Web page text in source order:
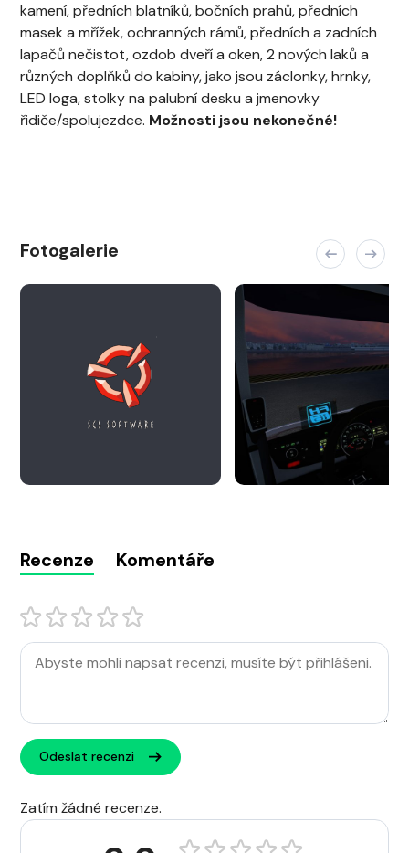
kamení, předních blatníků, bočních prahů, předních
masek a mřížek, ochranných rámů, předních a zadních
lapačů nečistot, ozdob dveří a oken, 2 nových laků a
různých doplňků do kabiny, jako jsou záclonky, hrnky,
LED loga, stolky na palubní desku a jmenovky
řidiče/spolujezdce. Možnosti jsou nekonečné!
Fotogalerie
Recenze Komentáře
Odeslat recenzi
Zatím žádné recenze.